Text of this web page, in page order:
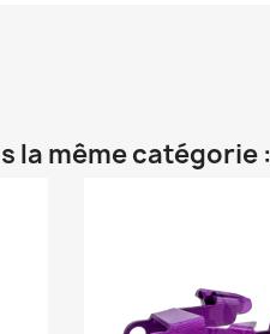
la même catégorie :